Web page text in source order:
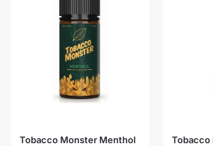
Tobacco Monster Menthol
Tobacco